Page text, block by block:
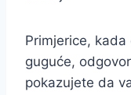
Primjerice,
guguće,
pokazujete da